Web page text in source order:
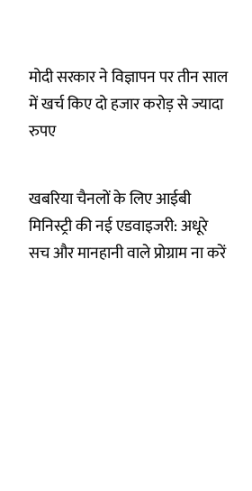
मोदी सरकार ने विज्ञापन पर तीन साल
में खर्च किए दो हजार करोड़ से ज्यादा
रुपए
खबरिया चैनलों के लिए आईबी
मिनिस्ट्री की नई एडवाइजरी: अधूरे
सच और मानहानी वाले प्रोग्राम ना करें